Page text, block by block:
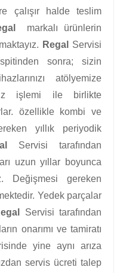
çalışır halde teslim
markalı ürünlerin
Regal
Servisi
sonra; sizin
atölyemize
işlemi ile birlikte
özellikle kombi ve
yıllık periyodik
Servisi tarafından
uzun yıllar boyunca
Değişmesi gereken
Yedek parçalar
Servisi tarafından
onarımı ve tamiratı
yine aynı arıza
servis ücreti talep